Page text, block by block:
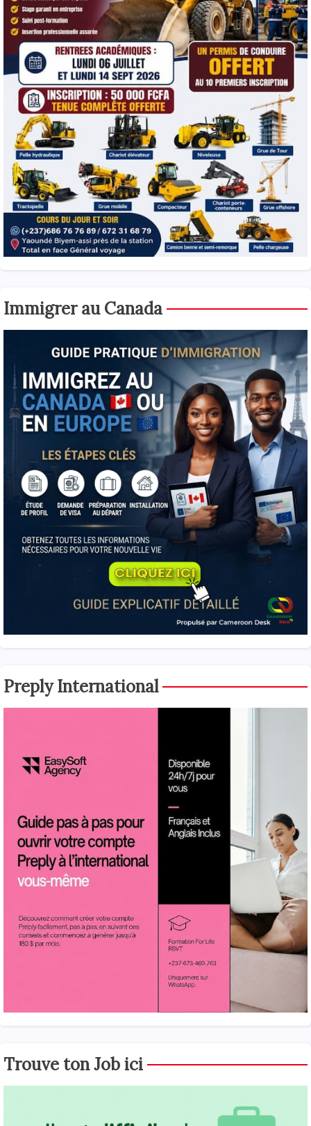
Immigrer au Canada
Preply International
Trouve ton Job ici